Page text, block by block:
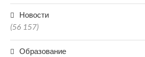
Новости
(56 157)
Образование